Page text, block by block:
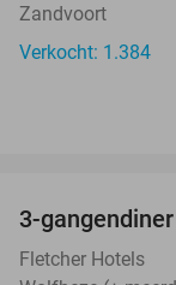
Zandvoort
Verkocht: 1.384
3-
Fletcher Hotels